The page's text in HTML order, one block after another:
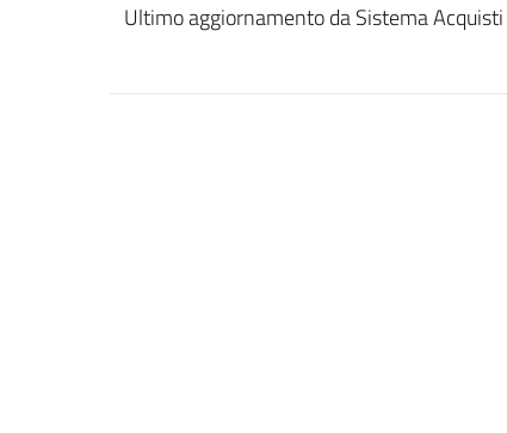
Ultimo aggiornamento da Sistema Acquisti